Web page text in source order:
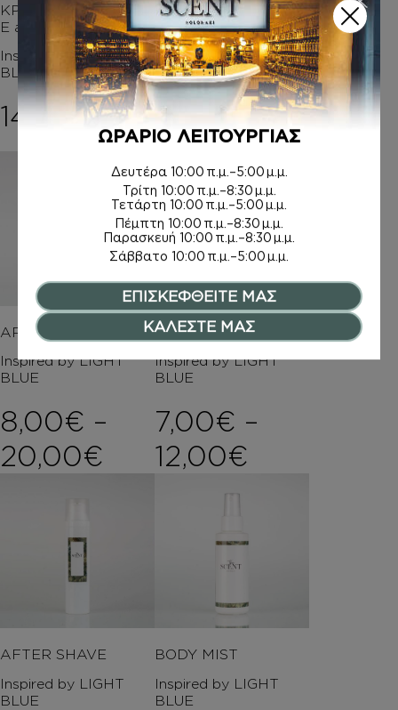
ΚΡΕΜΑ ΣΩΜΑΤΟΣ Μ
Ε argan oil
Inspired by LIGHT
BLUE
14,00€
ΑΦΡΟΛΟΥΤΡΑ
Inspired by LIGHT
BLUE
6,00€ –
8,00€Price
ΑΡΩΜΑΤΑ
Inspired by LIGHT
BLUE
8,00€ –
20,00€ Price range: 8,00€
ΚΡΕΜΕΣ ΣΩΜΑΤΟΣ
Inspired by LIGHT
BLUE
7,00€ –
12,00€
AFTER SHAVE
Inspired by LIGHT
BLUE
BODY MIST
Inspired by LIGHT
BLUE
ΩΡΑΡΙΟ ΛΕΙΤΟΥΡΓΙΑΣ
Δευτέρα 10:00 π.μ.–5:00 μ.μ.
Τρίτη 10:00 π.μ.–8:30 μ.μ.
Τετάρτη 10:00 π.μ.–5:00 μ.μ.
Πέμπτη 10:00 π.μ.–8:30 μ.μ.
Παρασκευή 10:00 π.μ.–8:30 μ.μ.
Σάββατο 10:00 π.μ.–5:00 μ.μ.
ΕΠΙΣΚΕΦΘΕΙΤΕ ΜΑΣ
ΚΑΛΕΣΤΕ ΜΑΣ